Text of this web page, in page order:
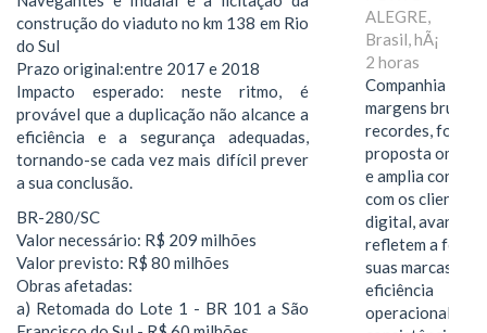
construção do viaduto no km 138 em Rio
do Sul
Prazo original:entre 2017 e 2018
Impacto esperado: neste ritmo, é
provável que a duplicação não alcance a
eficiência e a segurança adequadas,
tornando-se cada vez mais difícil prever
a sua conclusão.
BR-280/SC
Valor necessário: R$ 209 milhões
Valor previsto: R$ 80 milhões
Obras afetadas:
a) Retomada do Lote 1 - BR 101 a São
ALEGRE,
Brasil, hÃ¡
2 horas
Companhia
margens brutas
recordes,
proposta
e amplia
com os clientes
digital, avanços
refletem a força
suas marcas, a
eficiência
operacional e a